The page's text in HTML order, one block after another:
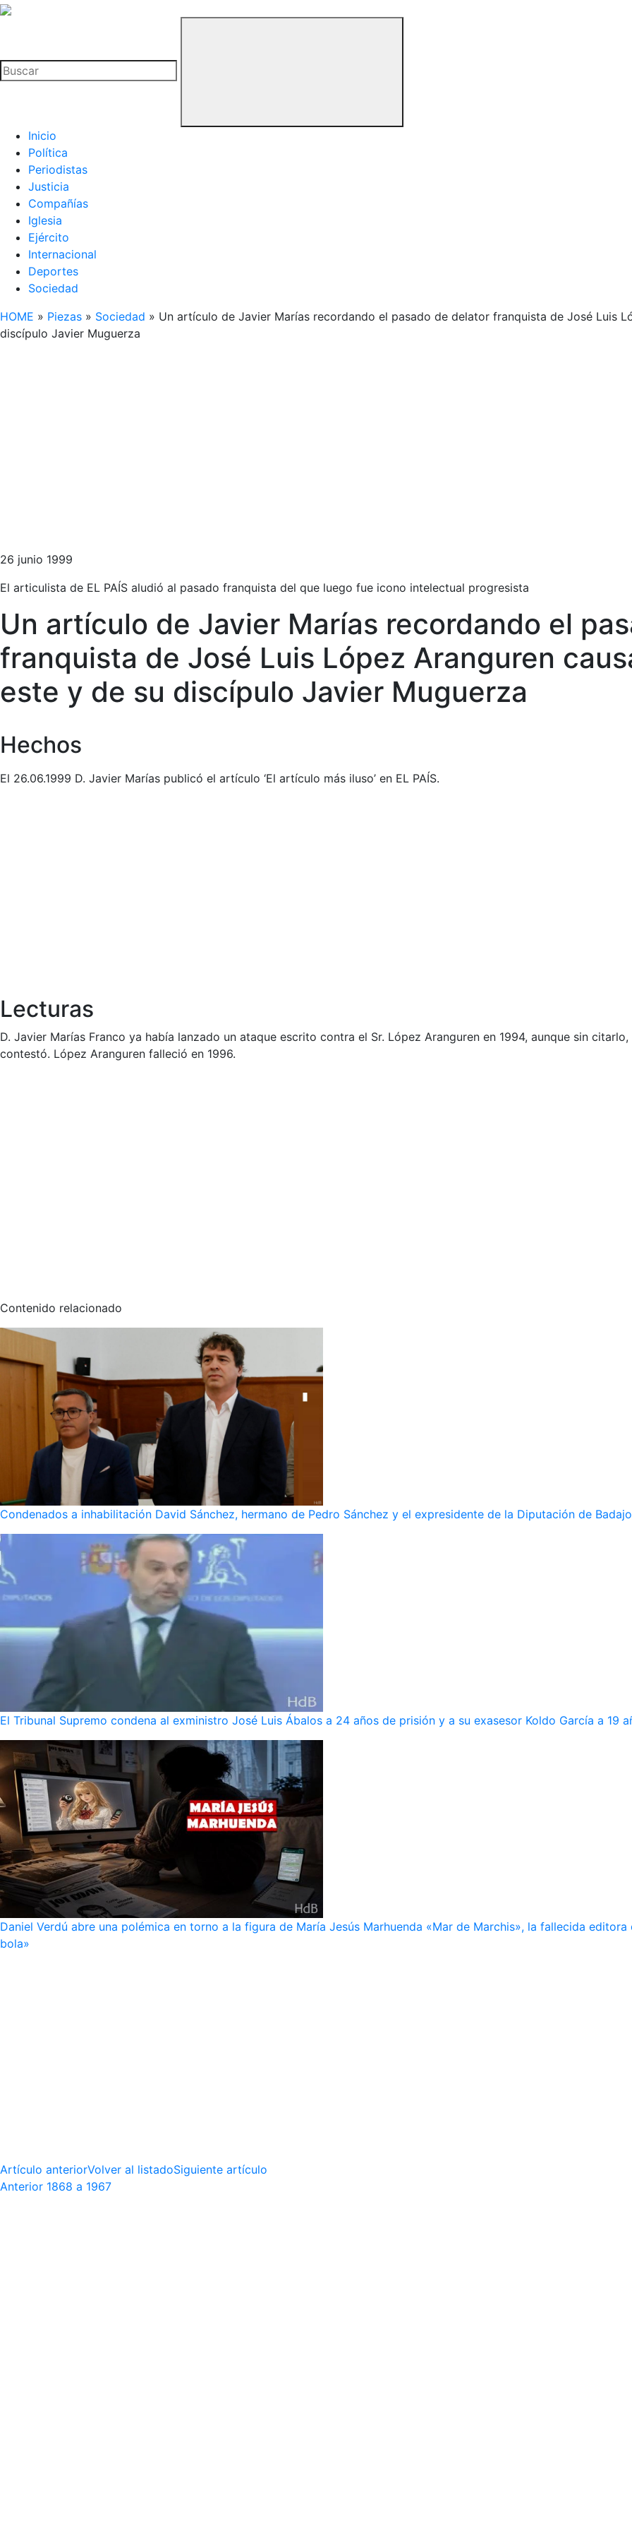
La
Buitre
Inicio
Política
Periodistas
Justicia
Compañías
Iglesia
Ejército
Internacional
Deportes
Sociedad
HOME » Piezas » Sociedad » Un artículo de Javier Marías recordando el pasado de delator franquista de José Luis
discípulo Javier Muguerza
26 junio 1999
El articulista de EL PAÍS aludió al pasado franquista del que luego fue icono intelectual progresista
Un artículo de Javier Marías recordando el
franquista de José Luis López Aranguren
este y de su discípulo Javier Muguerza
Hechos
El 26.06.1999 D. Javier Marías publicó el artículo ‘El artículo más iluso’ en EL PAÍS.
Lecturas
D. Javier Marías Franco ya había lanzado un ataque escrito contra el Sr. López Aranguren en 1994, aunque sin
contestó. López Aranguren falleció en 1996.
Contenido relacionado
Condenados a inhabilitación David Sánchez, hermano de Pedro Sánchez y el expresidente de la Diputación de
El Tribunal Supremo condena al exministro José Luis Ábalos a 24 años de prisión y a su exasesor Koldo García a 19
Daniel Verdú abre una polémica en torno a la figura de María Jesús Marhuenda «Mar de Marchis», la fallecida
bola»
Artículo anteriorVolver al listadoSiguiente artículo
Anterior 1868 a 1967